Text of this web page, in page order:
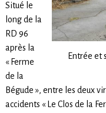
Entrée et
Situé le
long de la
RD 96
après la
« Ferme
de la
Bégude », entre les deux
accidents « Le Clos de la